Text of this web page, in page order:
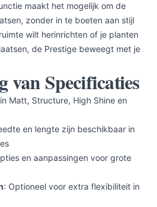
maakt het mogelijk om de
zonder in te boeten aan stijl
wilt herinrichten of je planten
de Prestige beweegt met je
van Specificaties
Matt, Structure, High Shine en
en lengte zijn beschikbaar in
en aanpassingen voor grote
: Optioneel voor extra flexibiliteit in